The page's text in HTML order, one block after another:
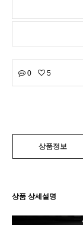
0 5
상품정보
상품 상세설명